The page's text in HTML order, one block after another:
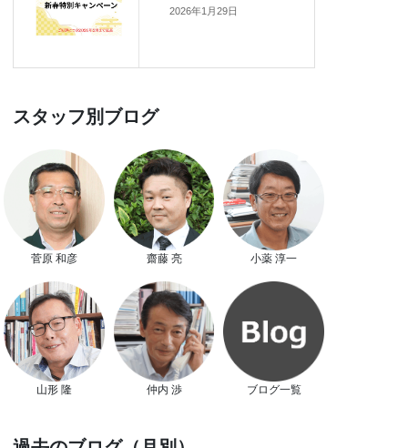
2026年1月29日
スタッフ別ブログ
菅原 和彦 齋藤 亮 小薬 淳一
山形 隆 仲内 渉 ブログ一覧